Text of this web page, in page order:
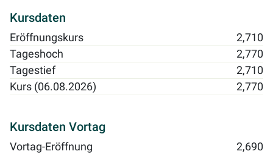
Kursdaten
Eröffnungskurs
2,710
Tageshoch
2,770
Tagestief
2,710
Kurs (06.08.2026)
2,770
Kursdaten Vortag
Vortag-Eröffnung
2,690